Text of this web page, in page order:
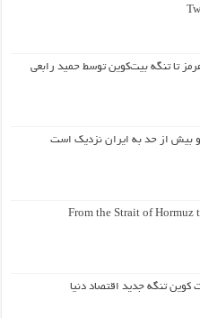
تا تنگه بیت‌کوین توسط حمید رابعی
بیش از حد به ایران نزدیک است
From the Strait of
کوین تنگه جدید اقتصاد دنیا